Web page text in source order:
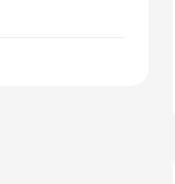
卓越口